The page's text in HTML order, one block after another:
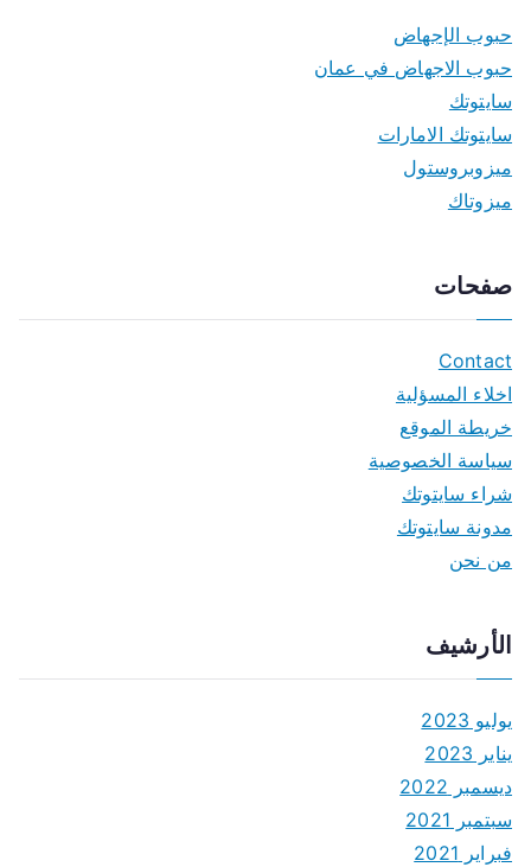
حبوب الإجهاض
حبوب الاجهاض في عمان
سايتوتك
سايتوتك الامارات
ميزوبروستول
ميزوتاك
صفحات
Contact
اخلاء المسؤلية
خريطة الموقع
سياسة الخصوصية
شراء سايتوتك
مدونة سايتوتك
من نحن
الأرشيف
يوليو 2023
يناير 2023
ديسمبر 2022
سبتمبر 2021
فبراير 2021